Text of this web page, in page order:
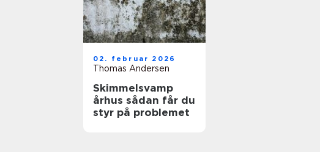
02. februar 2026
Thomas Andersen
Skimmelsvamp
århus sådan får du
styr på problemet